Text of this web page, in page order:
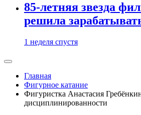
85-летняя звезда
решила
1 неделя спустя
Главная
Фигурное катание
Фигуристка Анастасия
дисциплинированности